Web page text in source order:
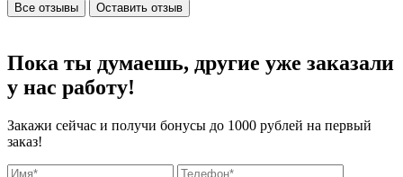
Все отзывы Оставить отзыв
Пока ты думаешь, другие уже заказали
у нас работу!
Закажи сейчас и получи бонусы до 1000 рублей на первый
заказ!